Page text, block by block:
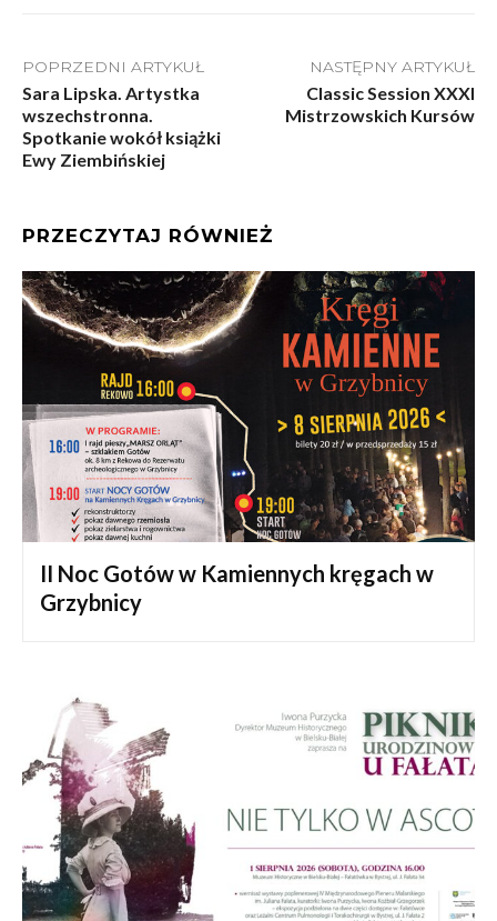
POPRZEDNI ARTYKUŁ
Sara Lipska. Artystka
wszechstronna.
Spotkanie wokół książki
Ewy Ziembińskiej
NASTĘPNY ARTYKUŁ
Classic Session XXXI
Mistrzowskich Kursów
PRZECZYTAJ RÓWNIEŻ
II Noc Gotów w Kamiennych kręgach w
Grzybnicy